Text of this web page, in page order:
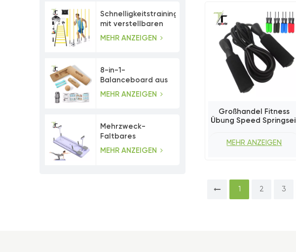
Schnelligkeitstrainingsset
mit verstellbaren
Agility-Stangen
MEHR ANZEIGEN
8-in-1-
Balanceboard aus
Kork mit
MEHR ANZEIGEN
Mehrzweck-
Faltbares
Bauchmuskeltrainer-
MEHR ANZEIGEN
Großhandel Fitness
Übung Speed ​​Springseil
MEHR ANZEIGEN
1 2 3